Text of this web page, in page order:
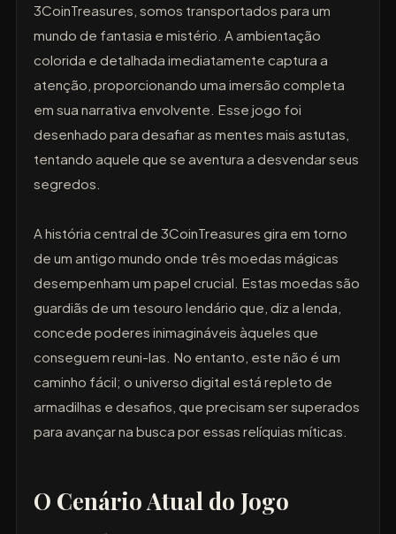
3CoinTreasures, somos transportados para um
mundo de fantasia e mistério. A ambientação
colorida e detalhada imediatamente captura a
atenção, proporcionando uma imersão completa
em sua narrativa envolvente. Esse jogo foi
desenhado para desafiar as mentes mais astutas,
tentando aquele que se aventura a desvendar seus
segredos.
A história central de 3CoinTreasures gira em torno
de um antigo mundo onde três moedas mágicas
desempenham um papel crucial. Estas moedas são
guardiãs de um tesouro lendário que, diz a lenda,
concede poderes inimagináveis àqueles que
conseguem reuni-las. No entanto, este não é um
caminho fácil; o universo digital está repleto de
armadilhas e desafios, que precisam ser superados
para avançar na busca por essas relíquias míticas.
O Cenário Atual do Jogo